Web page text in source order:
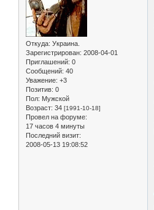
Откуда: Украина.
Зарегистрирован: 2008-04-01
Приглашений: 0
Сообщений: 40
Уважение: +3
Позитив: 0
Пол: Мужской
Возраст: 34 [1991-10-18]
Провел на форуме:
17 часов 4 минуты
Последний визит:
2008-05-13 19:08:52